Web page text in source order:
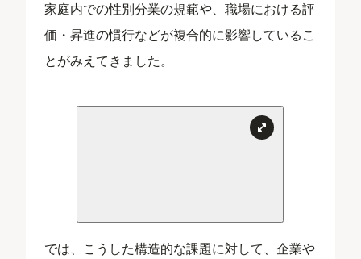
家庭内での性別分業の規範や、職場における評
価・昇進の慣行などが複合的に影響しているこ
とがみえてきました。
では、こうした構造的な課題に対して、企業や